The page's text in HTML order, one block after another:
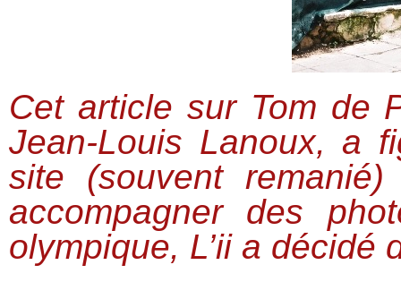
Cet article sur Tom de
Jean-Louis Lanoux, a
site (souvent
accompagner des
olympique, L’ii a décidé